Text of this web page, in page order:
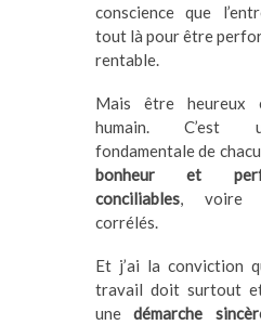
conscience que
tout là pour être
rentable.
Mais être heureux
humain. C’est
fondamentale de
bonheur et
conciliables, voire
corrélés.
Et j’ai la conviction
travail doit surtout
unedémarche